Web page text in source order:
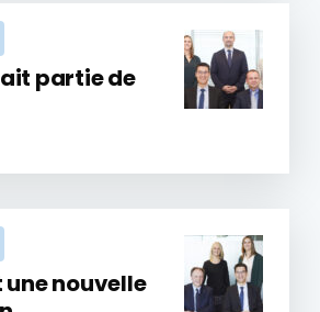
partie de
nouvelle